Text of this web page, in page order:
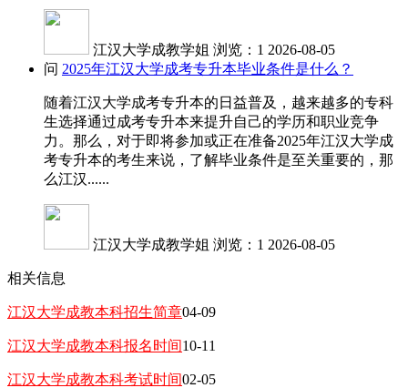
江汉大学成教学姐 浏览：1 2026-08-05
问 2025年江汉大学成考专升本毕业条件是什么？
随着江汉大学成考专升本的日益普及，越来越多的专科
生选择通过成考专升本来提升自己的学历和职业竞争
力。那么，对于即将参加或正在准备2025年江汉大学成
考专升本的考生来说，了解毕业条件是至关重要的，那
么江汉......
江汉大学成教学姐 浏览：1 2026-08-05
相关信息
江汉大学成教本科招生简章04-09
江汉大学成教本科报名时间10-11
江汉大学成教本科考试时间02-05